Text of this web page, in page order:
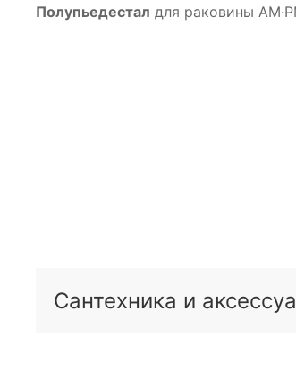
Полупьедестал для раковины
Сантехника и